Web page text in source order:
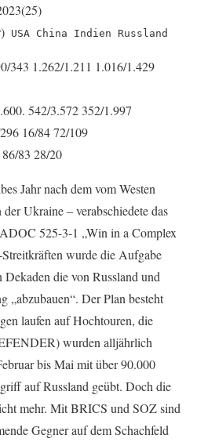
USA China Indien Russland
343 1.262/1.211 1.016/1.429
542/3.572 352/1.997
16/84 72/109
83 28/20
Jahr nach dem vom Westen
Ukraine – verabschiedete das
525-3-1 „Win in a Complex
wurde die Aufgabe
die von Russland und
„abzubauen“. Der Plan besteht
laufen auf Hochtouren, die
wurden alljährlich
bis Mai mit über 90.000
auf Russland geübt. Doch die
mehr. Mit BRICS und SOZ sind
Gegner auf dem Schachfeld